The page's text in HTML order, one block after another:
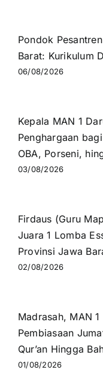
Pondok
Barat: Kurikulum
06/08/2026
Kepala MAN 1
Penghargaan
OBA, Porseni,
03/08/2026
Firdaus (Guru
Juara 1 Lomba
Provinsi Jawa
02/08/2026
Madrasah, MAN
Pembiasaan
Qur’an Hingga
01/08/2026